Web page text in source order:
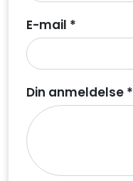
E-mail *
Din anmeldelse *